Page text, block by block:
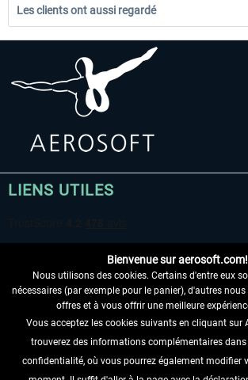
Les clients ont aussi regardé
LIENS UTILES
RENONCER AU CONTRAT ICI
INFORMATIONS
Bienvenue sur aerosoft.com!
Nous utilisons des cookies. Certains d'entre eux
nécessaires (par exemple pour le panier), d'autres
offres et à vous offrir une meilleure
Vous acceptez les cookies suivants en cliquant sur
trouverez des informations complémentaires dans
confidentialité, où vous pourrez également modifier